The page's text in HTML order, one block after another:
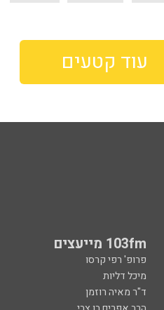
עוד קטעים
103fm מייעצים
פרופ' רפי קרסו
מיכל דליות
ד"ר מאיה רוזמן